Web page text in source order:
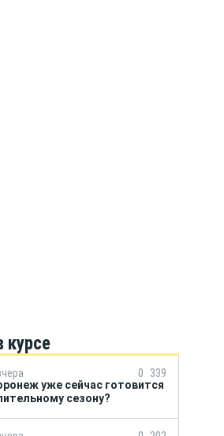
курсе
0
339
уже сейчас готовится
сезону?